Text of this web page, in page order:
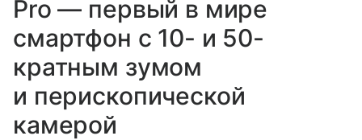
Pro — первый в мире
смартфон с 10- и 50-
кратным зумом
и перископической
камерой